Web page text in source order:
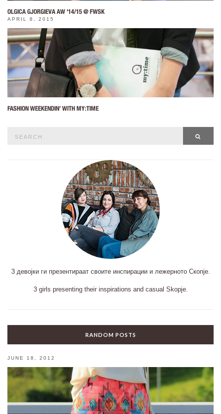
OLGICA GJORGIEVA AW '14/15 @ FWSK
APRIL 8, 2015
FASHION WEEKENDIN’ WITH MY:TIME
3 девојки ги презентираат своите инспирации и лежерното Скопје.
3 girls presenting their inspirations and casual Skopje.
RANDOM POSTS
JUNE 18, 2012